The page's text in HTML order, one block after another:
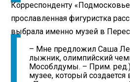
Корреспонденту «Подмосковье
прославленная фигуристка
выбрала именно музей в
– Мне предложил Саша
лыжник, олимпийский
Мособлдумы. – Прим.
музее, который создается